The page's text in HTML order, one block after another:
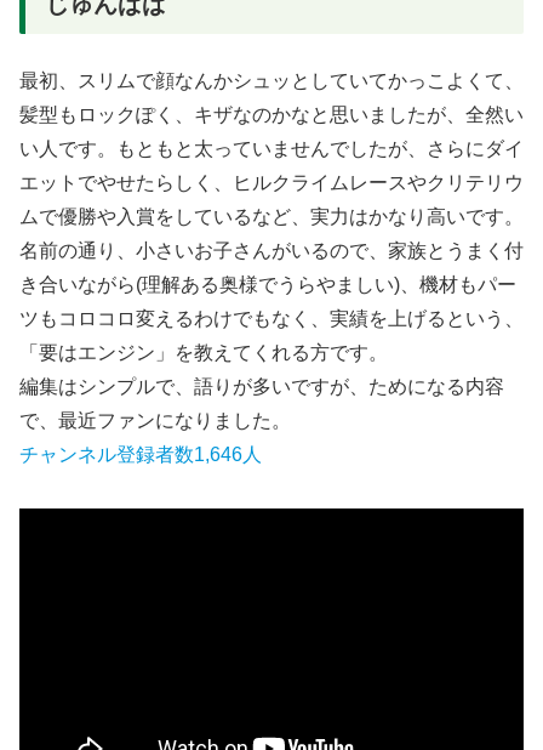
最初、スリムで顔なんかシュッとしていてかっこよくて、
髪型もロックぽく、キザなのかなと思いましたが、全然い
い人です。もともと太っていませんでしたが、さらにダイ
エットでやせたらしく、ヒルクライムレースやクリテリウ
ムで優勝や入賞をしているなど、実力はかなり高いです。
名前の通り、小さいお子さんがいるので、家族とうまく付
き合いながら(理解ある奥様でうらやましい)、機材もパー
ツもコロコロ変えるわけでもなく、実績を上げるという、
「要はエンジン」を教えてくれる方です。
編集はシンプルで、語りが多いですが、ためになる内容
で、最近ファンになりました。
チャンネル登録者数1,646人